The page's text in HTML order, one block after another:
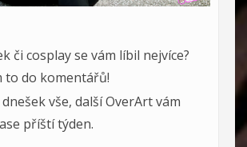
či cosplay se vám líbil nejvíce?
to do komentářů!
vše, další OverArt vám
příští týden.